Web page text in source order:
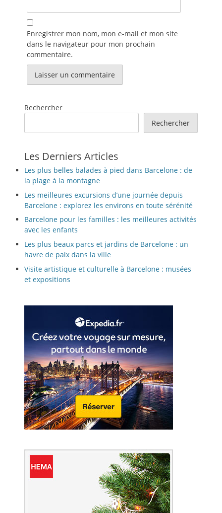
Enregistrer mon nom, mon e-mail et mon site
dans le navigateur pour mon prochain
commentaire.
Rechercher
Rechercher
Les Derniers Articles
Les plus belles balades à pied dans Barcelone : de
la plage à la montagne
Les meilleures excursions d’une journée depuis
Barcelone : explorez les environs en toute sérénité
Barcelone pour les familles : les meilleures activités
avec les enfants
Les plus beaux parcs et jardins de Barcelone : un
havre de paix dans la ville
Visite artistique et culturelle à Barcelone : musées
et expositions